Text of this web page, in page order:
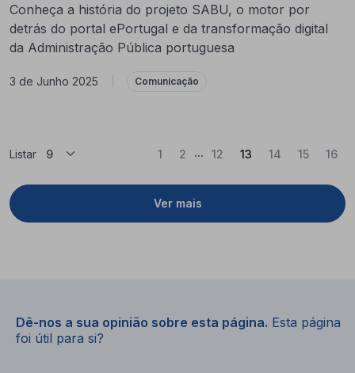
Conheça a história do projeto SABU, o motor por
detrás do portal ePortugal e da transformação digital
da Administração Pública portuguesa
3 de Junho 2025 Comunicação
Listar
Ver mais
1 2 ... 12 13 (Atual)
14 15 16
Dê-nos a sua opinião sobre esta página. Esta página
foi útil para si?